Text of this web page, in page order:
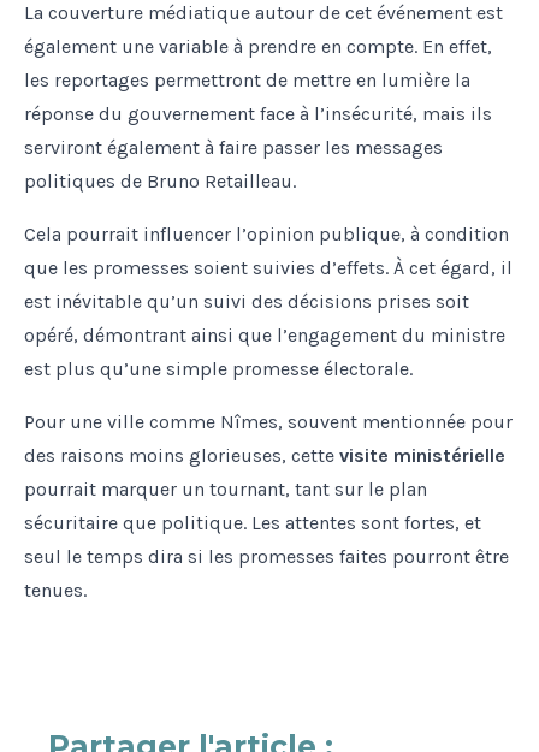
La couverture médiatique autour de cet événement est
également une variable à prendre en compte. En effet,
les reportages permettront de mettre en lumière la
réponse du gouvernement face à l’insécurité, mais ils
serviront également à faire passer les messages
politiques de Bruno Retailleau.
Cela pourrait influencer l’opinion publique, à condition
que les promesses soient suivies d’effets. À cet égard, il
est inévitable qu’un suivi des décisions prises soit
opéré, démontrant ainsi que l’engagement du ministre
est plus qu’une simple promesse électorale.
Pour une ville comme Nîmes, souvent mentionnée pour
des raisons moins glorieuses, cette visite ministérielle
pourrait marquer un tournant, tant sur le plan
sécuritaire que politique. Les attentes sont fortes, et
seul le temps dira si les promesses faites pourront être
tenues.